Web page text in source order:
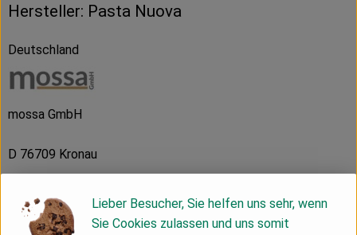
Hersteller: Pasta Nuova
Deutschland
mossa GmbH
D 76709 Kronau
Qualität
Lieber Besucher, Sie helfen uns sehr, wenn
Sie Cookies zulassen und uns somit